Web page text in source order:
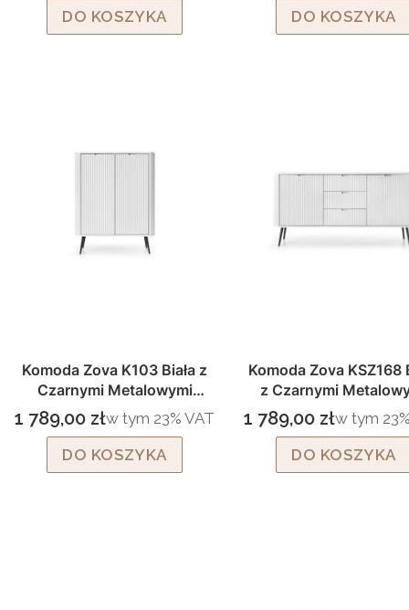
DO KOSZYKA
DO KOSZYKA
Komoda Zova K103 Biała z
Czarnymi Metalowymi
Nogami
Cena brutto
1 789,00 złw tym %s VAT
w tym 23% VAT
DO KOSZYKA
Komoda Zova KSZ168
z Czarnymi
Nogami
Cena brutto
1 789,00 złw tym %s
w tym
DO KOSZYKA